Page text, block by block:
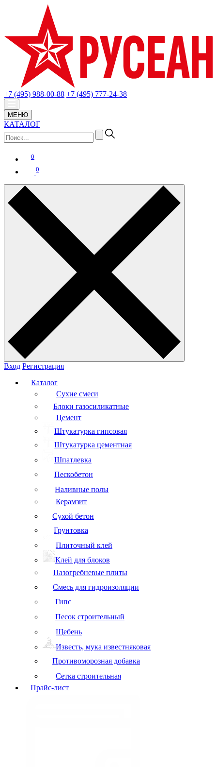
+7 (495) 988-00-88 +7 (495) 777-24-38
МЕНЮ
КАТАЛОГ
0
0
Вход Регистрация
Каталог
Сухие смеси
Блоки газосиликатные
Цемент
Штукатурка гипсовая
Штукатурка цементная
Шпатлевка
Пескобетон
Наливные полы
Керамзит
Сухой бетон
Грунтовка
Плиточный клей
Клей для блоков
Пазогребневые плиты
Смесь для гидроизоляции
Гипс
Песок строительный
Щебень
Известь, мука известняковая
Противоморозная добавка
Сетка строительная
Прайс-лист